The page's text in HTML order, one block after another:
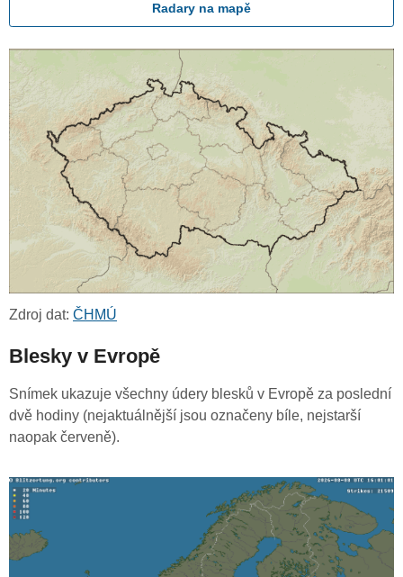
Radary na mapě
Zdroj dat: ČHMÚ
Blesky v Evropě
Snímek ukazuje všechny údery blesků v Evropě za poslední
dvě hodiny (nejaktuálnější jsou označeny bíle, nejstarší
naopak červeně).